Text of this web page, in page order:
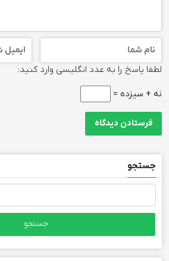
لطفا پاسخ را به عدد انگلیسی وارد کنید:
نه + سیزده =
جستجو
برای: